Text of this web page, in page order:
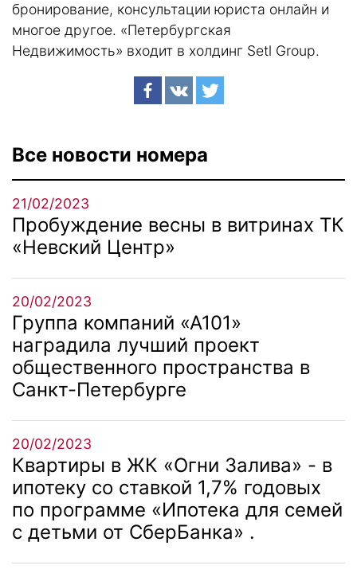
бронирование, консультации юриста онлайн и
многое другое. «Петербургская
Недвижимость» входит в холдинг Setl Group.
Все новости номера
21/02/2023
Пробуждение весны в витринах ТК
«Невский Центр»
20/02/2023
Группа компаний «А101»
наградила лучший проект
общественного пространства в
Санкт-Петербурге
20/02/2023
Квартиры в ЖК «Огни Залива» - в
ипотеку со ставкой 1,7% годовых
по программе «Ипотека для семей
с детьми от СберБанка» .